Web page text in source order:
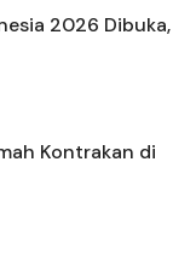
2026 Dibuka,
Kontrakan di